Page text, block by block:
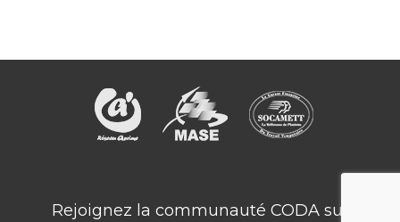
Rejoignez la communauté CODA sur